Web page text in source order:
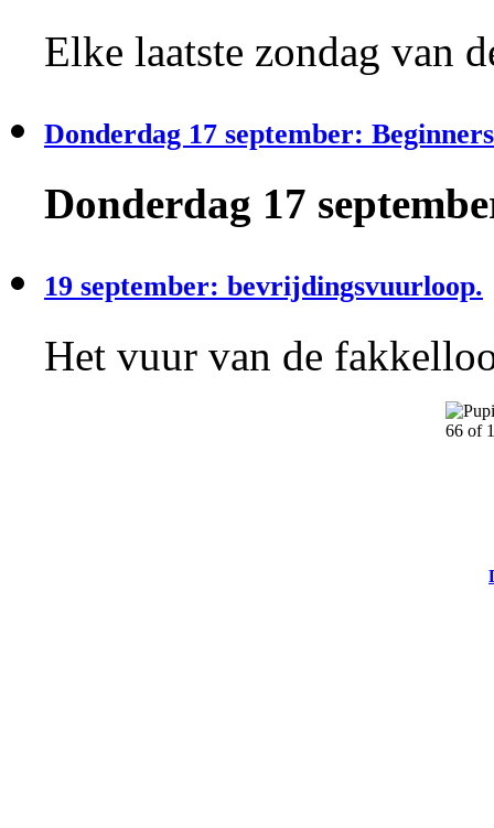
Elke laatste zondag van
Donderdag 17 september:
Donderdag 17
19 september: bevrijdingsvuurloop.
Het vuur van de